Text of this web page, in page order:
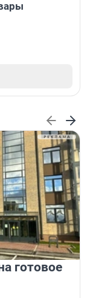
готовое